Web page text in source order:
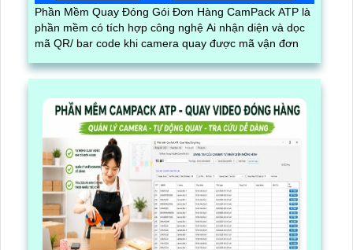
Phần Mềm Quay Đóng Gói Đơn Hàng CamPack ATP là
phần mềm có tích hợp công nghệ Ai nhận diện và dọc
mã QR/ bar code khi camera quay được mã vận đơn